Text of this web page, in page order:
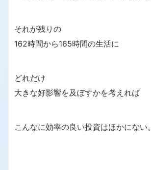
それが残りの
162時間から165時間の生活に
どれだけ
大きな好影響を及ぼすかを考えれば
こんなに効率の良い投資はほかにない。